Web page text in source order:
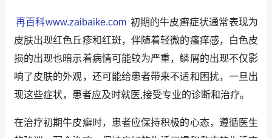
再百科www.zaibaike.com 初期的牛皮癣症状通常表现为
皮肤出现红色丘疹和红斑，伴随着轻微的瘙痒感，白色皮
损的出现也暗示着病情可能较为严重，鳞屑的出现不仅影
响了皮肤的外观，还可能给患者带来不适和困扰，一旦出
现这些症状，患者应及时就医,接受专业的诊断和治疗。
在治疗初期牛皮癣时，患者应保持积极的心态，遵循医生